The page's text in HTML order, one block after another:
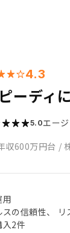
4.3
ーディ
5.0エー
収600万円台 /
用
スの信頼性、
入2件